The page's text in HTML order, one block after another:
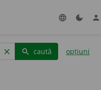
language dark_mode person
clear search caută opțiuni